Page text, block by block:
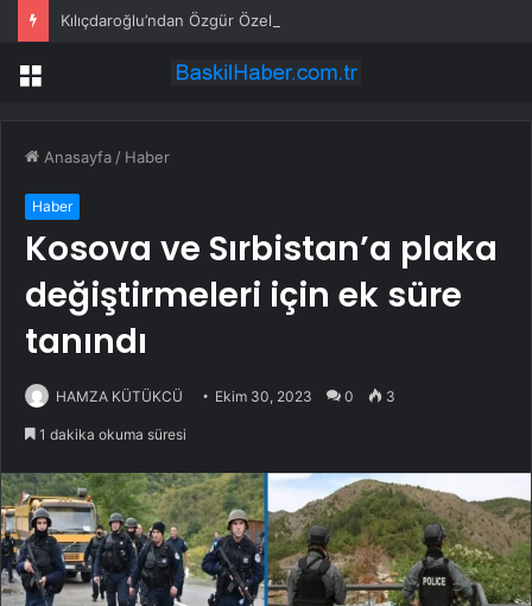
Menü
Anasayfa / Haber
Haber
Kosova ve Sırbistan’a plaka
değiştirmeleri için ek süre
tanındı
HAMZA KÜTÜKCÜ Ekim 30, 2023 0 3
1 dakika okuma süresi